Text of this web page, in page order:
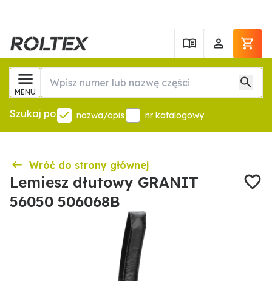
MENU
Szukaj po nazwa/opis nr katalogowy
Wróć do strony głównej
Lemiesz dłutowy GRANIT
56050 506068B